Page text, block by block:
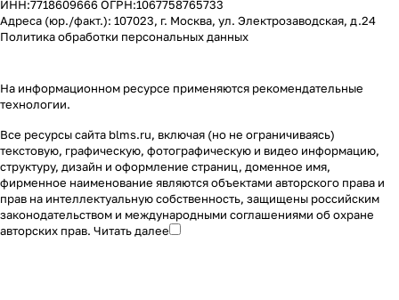
ИНН:7718609666 ОГРН:1067758765733
Адреса (юр./факт.): 107023, г. Москва, ул. Электрозаводская, д.24
Политика обработки персональных данных
На информационном ресурсе применяются рекомендательные
технологии.
Все ресурсы сайта blms.ru, включая (но не ограничиваясь)
текстовую, графическую, фотографическую и видео информацию,
структуру, дизайн и оформление страниц, доменное имя,
фирменное наименование являются объектами авторского права и
прав на интеллектуальную собственность, защищены российским
законодательством и международными соглашениями об охране
авторских прав. Читать далее